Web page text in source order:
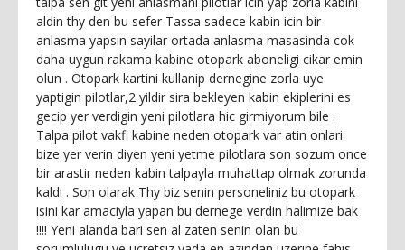
aldin thy den bu sefer Tassa sadece kabin icin bir
anlasma yapsin sayilar ortada anlasma masasinda cok
daha uygun rakama kabine otopark aboneligi cikar emin
olun . Otopark kartini kullanip dernegine zorla uye
yaptigin pilotlar,2 yildir sira bekleyen kabin ekiplerini es
gecip yer verdigin yeni pilotlara hic girmiyorum bile .
Talpa pilot vakfi kabine neden otopark var atin onlari
bize yer verin diyen yeni yetme pilotlara son sozum once
bir arastir neden kabin talpayla muhattap olmak zorunda
kaldi . Son olarak Thy biz senin personeliniz bu otopark
isini kar amaciyla yapan bu dernege verdin halimize bak
!!!! Yeni alanda bari sen al zaten senin olan bu